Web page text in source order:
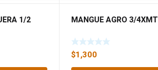
1/2 MANGUE AGRO 3/4XMT
$1,300